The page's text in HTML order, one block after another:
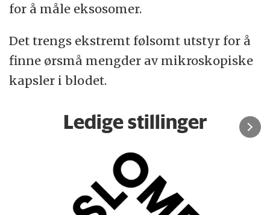
for å måle eksosomer.
Det trengs ekstremt følsomt utstyr for å
finne ørsmå mengder av mikroskopiske
kapsler i blodet.
Ledige stillinger